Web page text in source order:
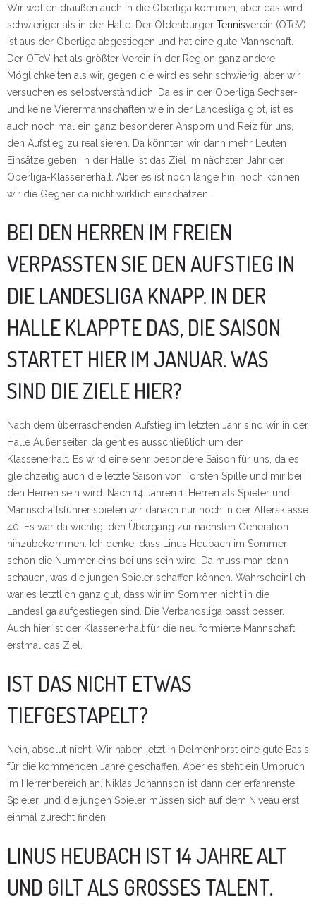
Wir wollen draußen auch in die Oberliga kommen, aber das wird
schwieriger als in der Halle. Der Oldenburger Tennisverein (OTeV)
ist aus der Oberliga abgestiegen und hat eine gute Mannschaft.
Der OTeV hat als größter Verein in der Region ganz andere
Möglichkeiten als wir, gegen die wird es sehr schwierig, aber wir
versuchen es selbstverständlich. Da es in der Oberliga Sechser-
und keine Vierermannschaften wie in der Landesliga gibt, ist es
auch noch mal ein ganz besonderer Ansporn und Reiz für uns,
den Aufstieg zu realisieren. Da könnten wir dann mehr Leuten
Einsätze geben. In der Halle ist das Ziel im nächsten Jahr der
Oberliga-Klassenerhalt. Aber es ist noch lange hin, noch können
wir die Gegner da nicht wirklich einschätzen.
BEI DEN HERREN IM FREIEN
VERPASSTEN SIE DEN AUFSTIEG IN
DIE LANDESLIGA KNAPP. IN DER
HALLE KLAPPTE DAS, DIE SAISON
STARTET HIER IM JANUAR. WAS
SIND DIE ZIELE HIER?
Nach dem überraschenden Aufstieg im letzten Jahr sind wir in der
Halle Außenseiter, da geht es ausschließlich um den
Klassenerhalt. Es wird eine sehr besondere Saison für uns, da es
gleichzeitig auch die letzte Saison von Torsten Spille und mir bei
den Herren sein wird. Nach 14 Jahren 1. Herren als Spieler und
Mannschaftsführer spielen wir danach nur noch in der Altersklasse
40. Es war da wichtig, den Übergang zur nächsten Generation
hinzubekommen. Ich denke, dass Linus Heubach im Sommer
schon die Nummer eins bei uns sein wird. Da muss man dann
schauen, was die jungen Spieler schaffen können. Wahrscheinlich
war es letztlich ganz gut, dass wir im Sommer nicht in die
Landesliga aufgestiegen sind. Die Verbandsliga passt besser.
Auch hier ist der Klassenerhalt für die neu formierte Mannschaft
erstmal das Ziel.
IST DAS NICHT ETWAS
TIEFGESTAPELT?
Nein, absolut nicht. Wir haben jetzt in Delmenhorst eine gute Basis
für die kommenden Jahre geschaffen. Aber es steht ein Umbruch
im Herrenbereich an. Niklas Johannson ist dann der erfahrenste
Spieler, und die jungen Spieler müssen sich auf dem Niveau erst
einmal zurecht finden.
LINUS HEUBACH IST 14 JAHRE ALT
UND GILT ALS GROSSES TALENT. W